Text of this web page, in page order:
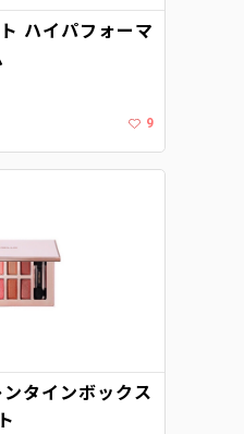
ハイパフォーマ
9
タインボックス